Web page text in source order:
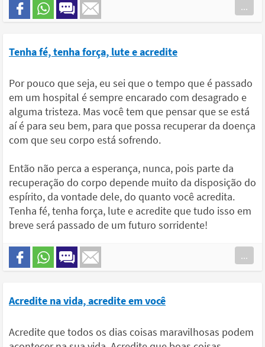
...
Tenha fé, tenha força, lute e acredite
Por pouco que seja, eu sei que o tempo que é passado
em um hospital é sempre encarado com desagrado e
alguma tristeza. Mas você tem que pensar que se está
aí é para seu bem, para que possa recuperar da doença
com que seu corpo está sofrendo.
Então não perca a esperança, nunca, pois parte da
recuperação do corpo depende muito da disposição do
espírito, da vontade dele, do quanto você acredita.
Tenha fé, tenha força, lute e acredite que tudo isso em
breve será passado de um futuro sorridente!
...
Acredite na vida, acredite em você
Acredite que todos os dias coisas maravilhosas podem